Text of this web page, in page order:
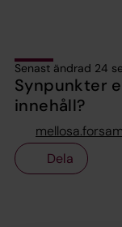
Senast ändrad 24
Synpunkter
innehåll?
Dela